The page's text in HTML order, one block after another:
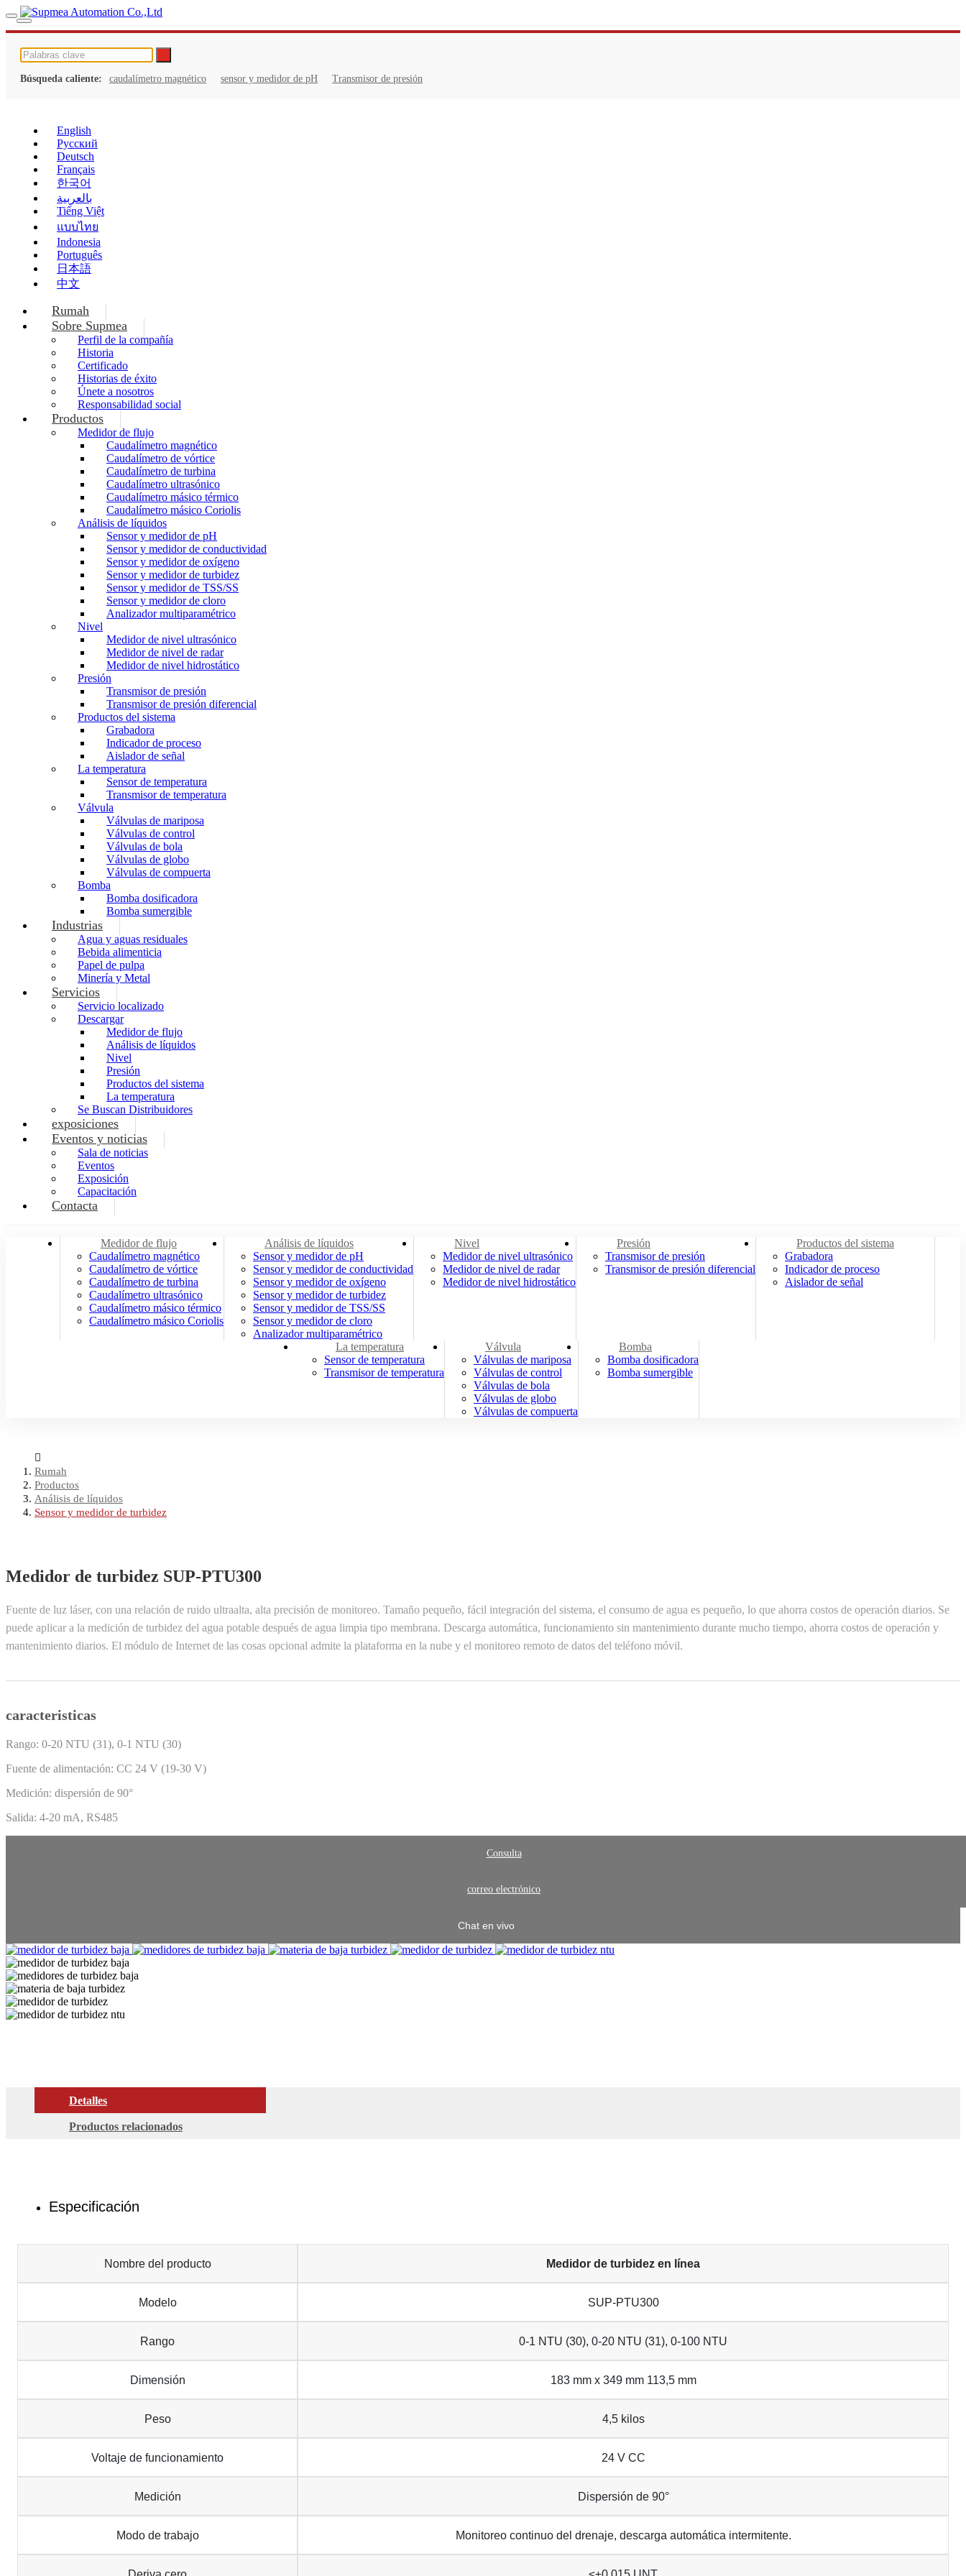
Búsqueda caliente: caudalímetro magnético sensor y medidor de pH Transmisor de presión
English
Русский
Deutsch
Français
한국어
بالعربية
Tiếng Việt
แบบไทย
Indonesia
Português
日本語
中文
Rumah
Sobre Supmea
Perfil de la compañía
Historia
Certificado
Historias de éxito
Únete a nosotros
Responsabilidad social
Productos
Medidor de flujo
Caudalímetro magnético
Caudalímetro de vórtice
Caudalímetro de turbina
Caudalímetro ultrasónico
Caudalímetro másico térmico
Caudalímetro másico Coriolis
Análisis de líquidos
Sensor y medidor de pH
Sensor y medidor de conductividad
Sensor y medidor de oxígeno
Sensor y medidor de turbidez
Sensor y medidor de TSS/SS
Sensor y medidor de cloro
Analizador multiparamétrico
Nivel
Medidor de nivel ultrasónico
Medidor de nivel de radar
Medidor de nivel hidrostático
Presión
Transmisor de presión
Transmisor de presión diferencial
Productos del sistema
Grabadora
Indicador de proceso
Aislador de señal
La temperatura
Sensor de temperatura
Transmisor de temperatura
Válvula
Válvulas de mariposa
Válvulas de control
Válvulas de bola
Válvulas de globo
Válvulas de compuerta
Bomba
Bomba dosificadora
Bomba sumergible
Industrias
Agua y aguas residuales
Bebida alimenticia
Papel de pulpa
Minería y Metal
Servicios
Servicio localizado
Descargar
Medidor de flujo
Análisis de líquidos
Nivel
Presión
Productos del sistema
La temperatura
Se Buscan Distribuidores
exposiciones
Eventos y noticias
Sala de noticias
Eventos
Exposición
Capacitación
Contacta
Medidor de flujo
Caudalímetro magnético
Caudalímetro de vórtice
Caudalímetro de turbina
Caudalímetro ultrasónico
Caudalímetro másico térmico
Caudalímetro másico Coriolis
Análisis de líquidos
Sensor y medidor de pH
Sensor y medidor de conductividad
Sensor y medidor de oxígeno
Sensor y medidor de turbidez
Sensor y medidor de TSS/SS
Sensor y medidor de cloro
Analizador multiparamétrico
Nivel
Medidor de nivel ultrasónico
Medidor de nivel de radar
Medidor de nivel hidrostático
Presión
Transmisor de presión
Transmisor de presión diferencial
Productos del sistema
Grabadora
Indicador de proceso
Aislador de señal
La temperatura
Sensor de temperatura
Transmisor de temperatura
Válvula
Válvulas de mariposa
Válvulas de control
Válvulas de bola
Válvulas de globo
Válvulas de compuerta
Bomba
Bomba dosificadora
Bomba sumergible
Rumah
Productos
Análisis de líquidos
Sensor y medidor de turbidez
Medidor de turbidez SUP-PTU300
Fuente de luz láser, con una relación de ruido ultraalta, alta precisión de monitoreo. Tamaño pequeño, fácil integración del sistema, el consumo de agua es pequeño, lo que ahorra costos de operación diarios. Se
puede aplicar a la medición de turbidez del agua potable después de agua limpia tipo membrana. Descarga automática, funcionamiento sin mantenimiento durante mucho tiempo, ahorra costos de operación y
mantenimiento diarios. El módulo de Internet de las cosas opcional admite la plataforma en la nube y el monitoreo remoto de datos del teléfono móvil.
caracteristicas
Rango: 0-20 NTU (31), 0-1 NTU (30)
Fuente de alimentación: CC 24 V (19-30 V)
Medición: dispersión de 90°
Salida: 4-20 mA, RS485
Consulta
correo electrónico
Chat en vivo
Detalles
Productos relacionados
Especificación
Nombre del producto Medidor de turbidez en línea
Modelo SUP-PTU300
Rango 0-1 NTU (30), 0-20 NTU (31), 0-100 NTU
Dimensión 183 mm x 349 mm 113,5 mm
Peso 4,5 kilos
Voltaje de funcionamiento 24 V CC
Medición Dispersión de 90°
Modo de trabajo Monitoreo continuo del drenaje, descarga automática intermitente.